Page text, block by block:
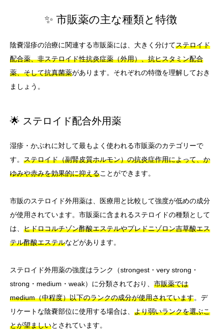
✨ 市販薬の主な種類と特徴
陰嚢湿疹の治療に関連する市販薬には、大きく分けてステロイド
配合薬、非ステロイド性抗炎症薬（外用）、抗ヒスタミン配合
薬、そして抗真菌薬があります。それぞれの特徴を理解しておき
ましょう。
🌟 ステロイド配合外用薬
湿疹・かぶれに対して最もよく使われる市販薬のカテゴリーで
す。 ステロイド（副腎皮質ホルモン）の抗炎症作用によって、か
ゆみや赤みを効果的に抑えることができます。
市販のステロイド外用薬は、医療用と比較して強度が低めの成分
が使用されています。市販薬に含まれるステロイドの種類として
は、 ヒドロコルチゾン酢酸エステルやプレドニゾロン吉草酸エス
テル酢酸エステルなどがあります。
ステロイド外用薬の強度はランク（strongest・very strong・
strong・medium・weak）に分類されており、 市販薬では
medium（中程度）以下のランクの成分が使用されています。デ
リケートな陰嚢部位に使用する場合は、 より弱いランクを選ぶこ
とが望ましいとされています。